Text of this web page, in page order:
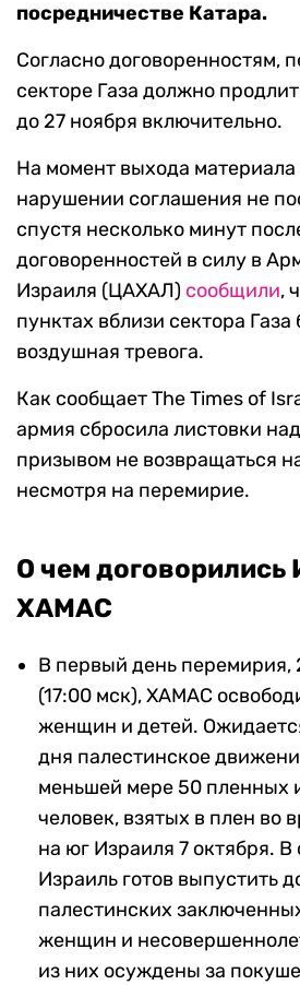
посредничестве Катара.
Согласно договоренностям,
секторе Газа должно
до 27 ноября включительно.
На момент выхода
нарушении соглашения не
спустя несколько минут
договоренностей в силу в
Израиля (ЦАХАЛ) сообщили,
пунктах вблизи сектора
воздушная тревога.
Как сообщает The Times of
армия сбросила листовки
призывом не возвращаться
несмотря на перемирие.
О чем договорились
ХАМАС
В первый день перемирия,
(17:00 мск), ХАМАС
женщин и детей.
дня палестинское
меньшей мере 50 пленных
человек, взятых в плен во
на юг Израиля 7 октября.
Израиль готов выпустить
палестинских
женщин и
из них осуждены за